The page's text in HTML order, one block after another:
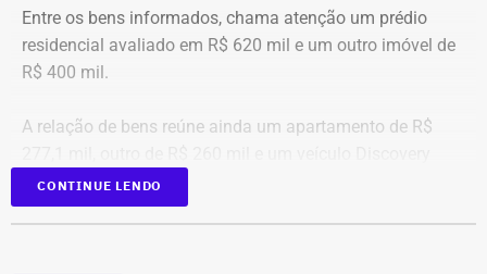
Entre os bens informados, chama atenção um prédio
residencial avaliado em R$ 620 mil e um outro imóvel de
R$ 400 mil.
A relação de bens reúne ainda um apartamento de R$
D300, ano 2023, declarado por R$ 330 mil. Também
aparecem na lista cerca de R$ 177 mil em aplicações e
CONTINUE LENDO